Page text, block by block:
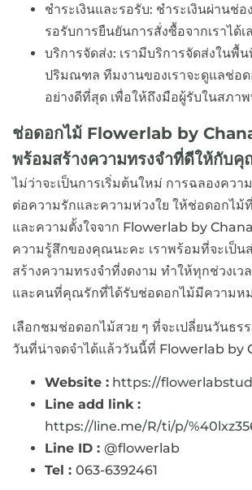
ชำระเงินและรอรับ: ชำระเงินผ่านช่
รอรับการยืนยันการสั่งซื้อจากเราได้เ
บริการจัดส่ง: เรามีบริการจัดส่งในพื้
ปริมณฑล ทีมงานของเราจะดูแลช่อ
อย่างดีที่สุด เพื่อให้ถึงมือผู้รับในสภ
ช่อดอกไม้ Flowerlab by
พร้อมสร้างความทรงจำที่ดีให้กับ
ไม่ว่าจะเป็นการเริ่มต้นใหม่ การฉลองควา
ต่อความรักและความห่วงใย ให้ช่อดอกไ
และความตั้งใจจาก Flowerlab by
ความรู้สึกของคุณนะคะ เราพร้อมที่จะเป็น
สร้างความทรงจำที่งดงาม ทำให้ทุกช่วงเ
และคนที่คุณรักที่ได้รับช่อดอกไม้มีความห
เลือกชมช่อดอกไม้สวย ๆ ที่จะเปลี่ยนวันธร
วันที่น่าจดจำได้แล้ววันนี้ที่ Flowerlab by
Website : https://
Line add link :
https://line.me/R/ti/p/
Line ID : @flowerlab
Tel : 063-6392461